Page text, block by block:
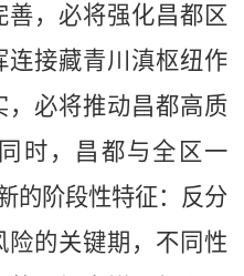
，必将强化昌都区
接藏青川滇枢纽作
，必将推动昌都高质
时，昌都与全区一
的阶段性特征：反分
的关键期，不同性